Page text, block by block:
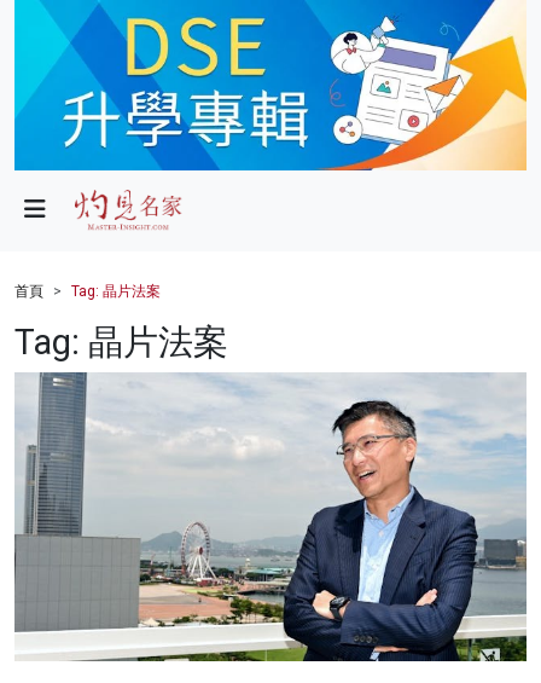
政局
財經
健康
商業
科技
影片
灼見活動
首頁 Tag: 晶片法案
Tag: 晶片法案